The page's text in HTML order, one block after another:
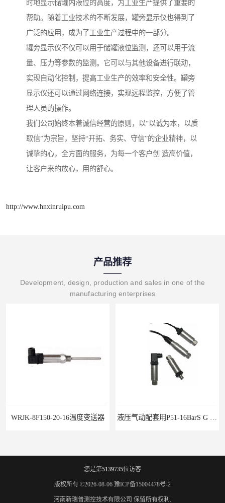
时地显示储罐内液位的高度，为工业生产提供了重要的
帮助。随着工业技术的不断发展，罐旁显示仪也得到了
广泛的应用，成为了工业生产过程中的一部分。
罐旁显示仪不仅可以用于储罐液位监测，还可以用于流
量、压力等参数的监测。它可以与其他设备进行联动，
实现自动化控制，提高工业生产的效率和安全性。罐旁
显示仪还可以通过网络连接，实现远程监控，方便了管
理人员的操作。
我们公司始终本着诚信经营的原则，以“以诚为本，以质
取信”为宗旨，坚持“开拓、务实、守信”的企业精神，以
诚挚的心，全方面的服务，为每一个客户创 造高价值，
让客户来的放心，用的舒心。
http://www.hnxinruipu.com
产品推荐
Development, design, production and sales in one of the
manufacturing enterprises
WRJK-8F150-20-16温度变送器
您是第5139735位访客
版权所有 ©2026-08-06 豫ICP备15004478号-2
河南新瑞普测控技术有限公司 保留所有权利.